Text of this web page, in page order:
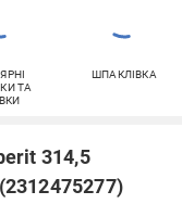
ТА
ШПАКЛІВКА
314,5